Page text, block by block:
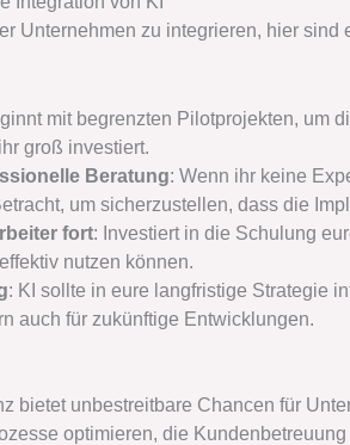
Unternehmen zu integrieren, hier
mit begrenzten Pilotprojekten, um
groß investiert.
Beratung: Wenn ihr keine
um sicherzustellen, dass die
fort: Investiert in die Schulung
nutzen können.
: KI sollte in eure langfristige Strategie
auch für zukünftige Entwicklungen.
bietet unbestreitbare Chancen für
optimieren, die